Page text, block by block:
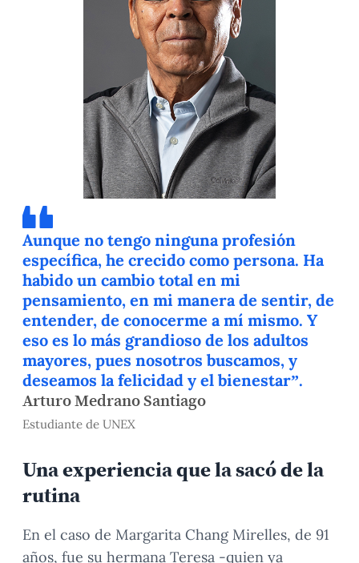
Aunque no tengo ninguna profesión
específica, he crecido como persona. Ha
habido un cambio total en mi
pensamiento, en mi manera de sentir, de
entender, de conocerme a mí mismo. Y
eso es lo más grandioso de los adultos
mayores, pues nosotros buscamos, y
deseamos la felicidad y el bienestar”.
Arturo Medrano Santiago
Estudiante de UNEX
Una experiencia que la sacó de la
rutina
En el caso de Margarita Chang Mirelles, de 91
años, fue su hermana Teresa -quien ya